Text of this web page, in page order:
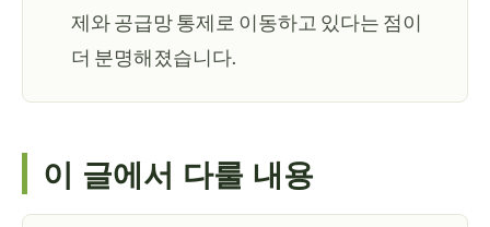
제와 공급망 통제로 이동하고 있다는 점이
더 분명해졌습니다.
이 글에서 다룰 내용